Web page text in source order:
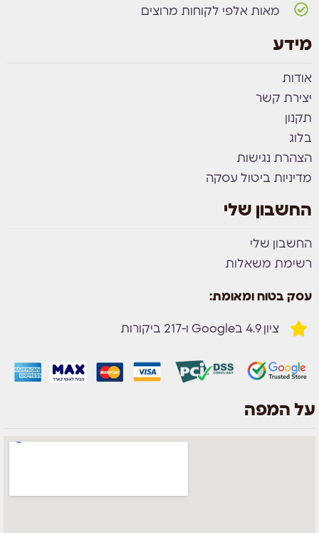
מאות אלפי לקוחות מרוצים
מידע
אודות
יצירת קשר
תקנון
בלוג
הצהרת נגישות
מדיניות ביטול עסקה
החשבון שלי
החשבון שלי
רשימת משאלות
עסק בטוח ומאומת:
ציון 4.9 בGoogle ו-217 ביקורות
על המפה